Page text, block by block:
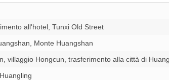
all'hotel, Tunxi Old Street
Monte Huangshan
villaggio Hongcun, trasferimento alla città di